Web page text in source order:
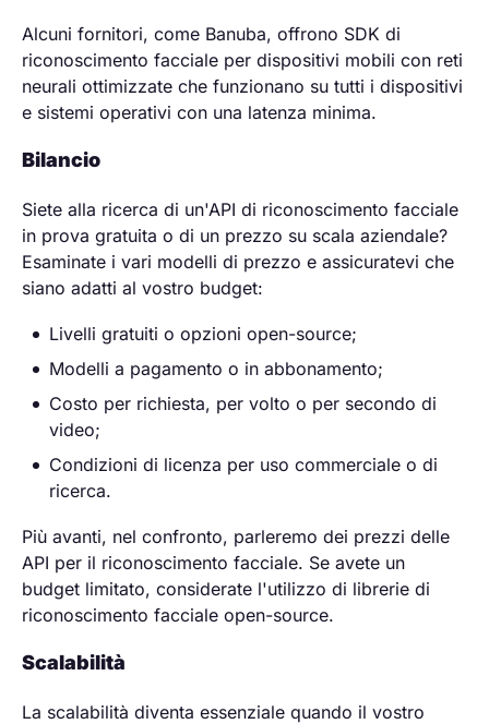
Alcuni fornitori, come Banuba, offrono SDK di
riconoscimento facciale per dispositivi mobili con reti
neurali ottimizzate che funzionano su tutti i dispositivi
e sistemi operativi con una latenza minima.
Bilancio
Siete alla ricerca di un'API di riconoscimento facciale
in prova gratuita o di un prezzo su scala aziendale?
Esaminate i vari modelli di prezzo e assicuratevi che
siano adatti al vostro budget:
Livelli gratuiti o opzioni open-source;
Modelli a pagamento o in abbonamento;
Costo per richiesta, per volto o per secondo di
video;
Condizioni di licenza per uso commerciale o di
ricerca.
Più avanti, nel confronto, parleremo dei prezzi delle
API per il riconoscimento facciale. Se avete un
budget limitato, considerate l'utilizzo di librerie di
riconoscimento facciale open-source.
Scalabilità
La scalabilità diventa essenziale quando il vostro